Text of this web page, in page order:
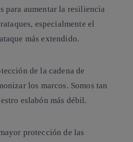
para aumentar la resiliencia
especialmente el
más extendido.
de la cadena de
los marcos. Somos tan
eslabón más débil.
protección de las